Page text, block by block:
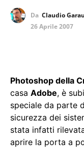
Da Claudio Garau
26 Aprile 2007
Photoshop della
casa Adobe, è
speciale da parte
sicurezza dei
stata infatti
aprire la porta a